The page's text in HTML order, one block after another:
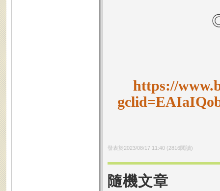
https://
發表於2023/08/17 11:40(2816閱讀)
隨機文章